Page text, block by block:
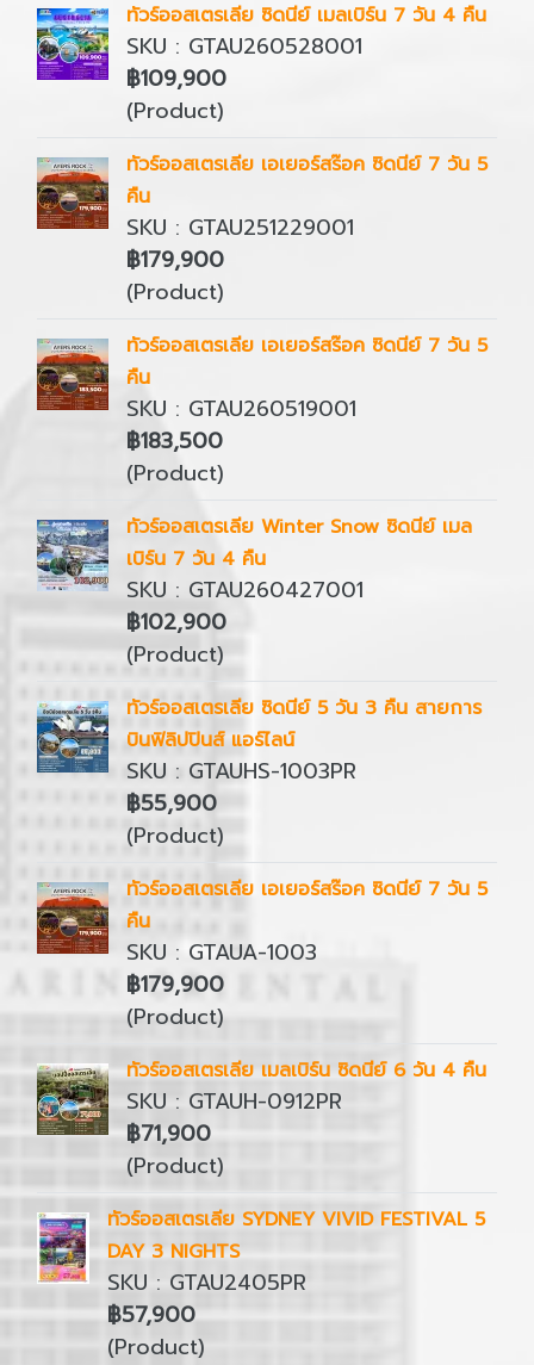
ทัวร์ออสเตรเลีย ซิดนีย์ เมลเบิร์น 7 วัน 4 คืน
SKU : GTAU260528001
฿109,900
(Product)
ทัวร์ออสเตรเลีย เอเยอร์สร๊อค ซิดนีย์ 7 วัน 5
คืน
SKU : GTAU251229001
฿179,900
(Product)
ทัวร์ออสเตรเลีย เอเยอร์สร๊อค ซิดนีย์ 7 วัน 5
คืน
SKU : GTAU260519001
฿183,500
(Product)
ทัวร์ออสเตรเลีย Winter Snow ซิดนีย์ เมล
เบิร์น 7 วัน 4 คืน
SKU : GTAU260427001
฿102,900
(Product)
ทัวร์ออสเตรเลีย ซิดนีย์ 5 วัน 3 คืน สายการ
บินฟิลิปปินส์ แอร์ไลน์
SKU : GTAUHS-1003PR
฿55,900
(Product)
ทัวร์ออสเตรเลีย เอเยอร์สร๊อค ซิดนีย์ 7 วัน 5
คืน
SKU : GTAUA-1003
฿179,900
(Product)
ทัวร์ออสเตรเลีย เมลเบิร์น ซิดนีย์ 6 วัน 4 คืน
SKU : GTAUH-0912PR
฿71,900
(Product)
ทัวร์ออสเตรเลีย SYDNEY VIVID FESTIVAL 5
DAY 3 NIGHTS
SKU : GTAU2405PR
฿57,900
(Product)